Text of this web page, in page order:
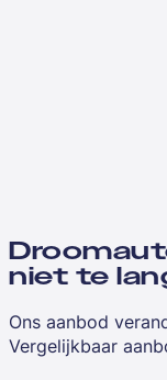
niet te
Ons aanbod
Vergelijkbaar